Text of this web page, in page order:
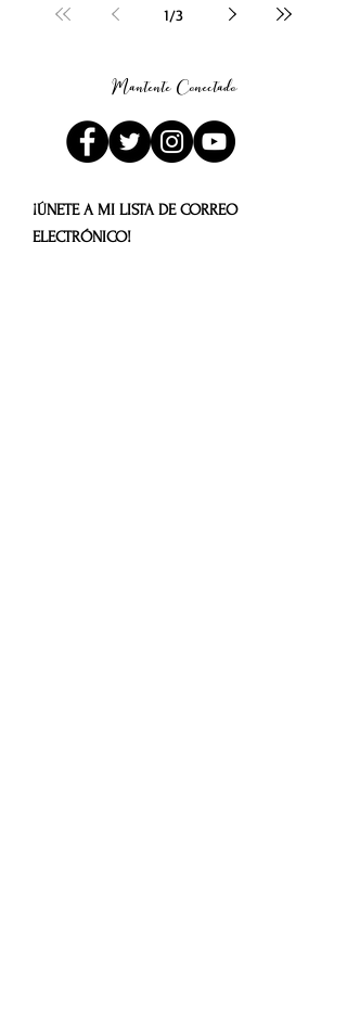
innovadoras de
Arguello.
1/3
Mantente Conectado
¡ÚNETE A MI LISTA DE CORREO
ELECTRÓNICO!